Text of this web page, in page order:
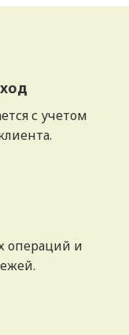
с учетом
операций и